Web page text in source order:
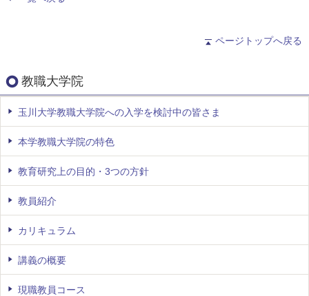
ページトップへ戻る
教職大学院
玉川大学教職大学院への入学を検討中の皆さま
本学教職大学院の特色
教育研究上の目的・3つの方針
教員紹介
カリキュラム
講義の概要
現職教員コース